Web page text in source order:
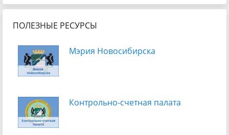
ПОЛЕЗНЫЕ РЕСУРСЫ
Мэрия Новосибирска
Контрольно-счетная палата